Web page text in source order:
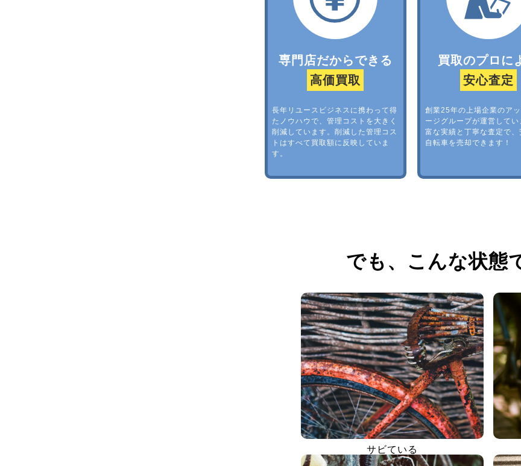
専門店だからできる
高価買取
長年リユースビジネスに携わって得
たノウハウで、管理コストを大きく
削減しています。削減した管理コス
トはすべて買取額に反映していま
す。
買取のプロに
安心査定
創業25年の上場企業のア
ージグループが運営してい
富な実績と丁寧な査定で、
自転車を売却できます！
でも、 こんな状態
サビている